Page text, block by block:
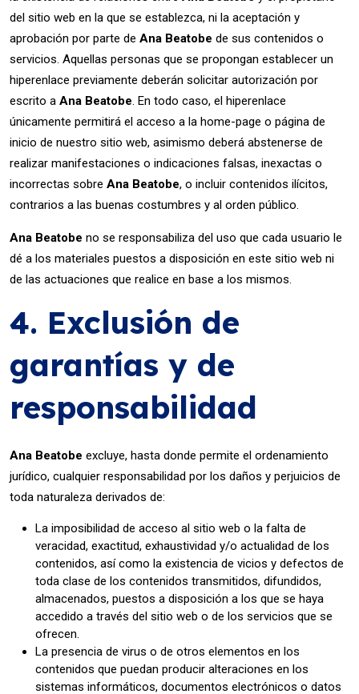
del sitio web en la que se establezca, ni la aceptación y
aprobación por parte de Ana Beatobe de sus contenidos o
servicios. Aquellas personas que se propongan establecer un
hiperenlace previamente deberán solicitar autorización por
escrito a Ana Beatobe. En todo caso, el hiperenlace
únicamente permitirá el acceso a la home-page o página de
inicio de nuestro sitio web, asimismo deberá abstenerse de
realizar manifestaciones o indicaciones falsas, inexactas o
incorrectas sobre Ana Beatobe, o incluir contenidos ilícitos,
contrarios a las buenas costumbres y al orden público.
Ana Beatobe no se responsabiliza del uso que cada usuario le
dé a los materiales puestos a disposición en este sitio web ni
de las actuaciones que realice en base a los mismos.
4. Exclusión de
garantías y de
responsabilidad
Ana Beatobe excluye, hasta donde permite el ordenamiento
jurídico, cualquier responsabilidad por los daños y perjuicios de
toda naturaleza derivados de:
La imposibilidad de acceso al sitio web o la falta de
veracidad, exactitud, exhaustividad y/o actualidad de los
contenidos, así como la existencia de vicios y defectos de
toda clase de los contenidos transmitidos, difundidos,
almacenados, puestos a disposición a los que se haya
accedido a través del sitio web o de los servicios que se
ofrecen.
La presencia de virus o de otros elementos en los
contenidos que puedan producir alteraciones en los
sistemas informáticos, documentos electrónicos o datos